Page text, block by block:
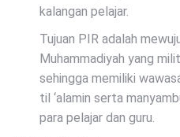
kalangan pelajar.
Tujuan PIR adalah
Muhammadiyah yang
sehingga memiliki
til ‘alamin serta
para pelajar dan guru.